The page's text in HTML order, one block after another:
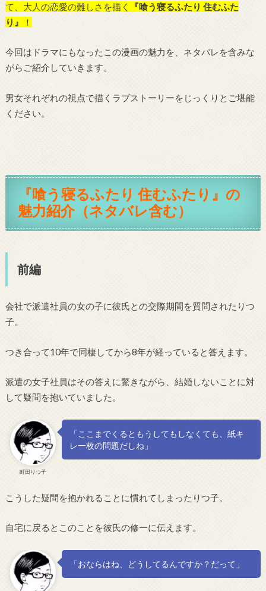
て、大人の恋愛の難しさを描く
『喰う寝るふたり 住むふた
り』
！
今回はドラマにもなったこの漫画の魅力を、ネタバレを含みな
がらご紹介していきます。
男女それぞれの視点で描くラブストーリーをじっくりとご堪能
ください。
『喰う寝るふたり 住むふたり』の
魅力紹介（ネタバレ含む）
前編
会社で派遣社員の女の子に彼氏との交際期間を質問されたりつ
子。
つき合って10年で同棲してから8年が経っていると答えます。
派遣の女子社員はその答えに驚きながら、結婚しないことに対
して疑問を抱いていました。
町田りつ子
「ここまでくるともうしてもしなくても、紙キ
レ一枚の問題だしね」
こうした疑問を抱かれることに慣れてしまったりつ子。
自宅に戻るとこのことを彼氏の修一に伝えます。
「おならはね、どうしてるんですか？だって」